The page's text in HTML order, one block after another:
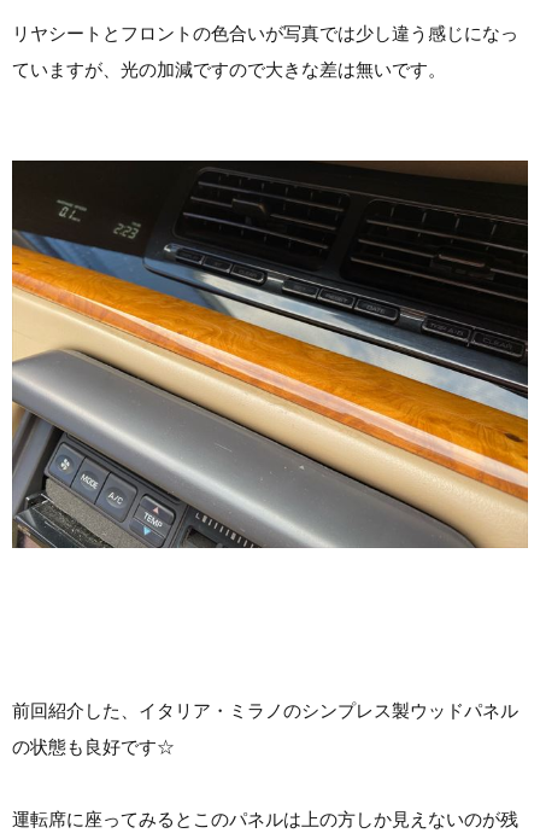
リヤシートとフロントの色合いが写真では少し違う感じになっ
ていますが、光の加減ですので大きな差は無いです。
前回紹介した、イタリア・ミラノのシンプレス製ウッドパネル
の状態も良好です☆
運転席に座ってみるとこのパネルは上の方しか見えないのが残